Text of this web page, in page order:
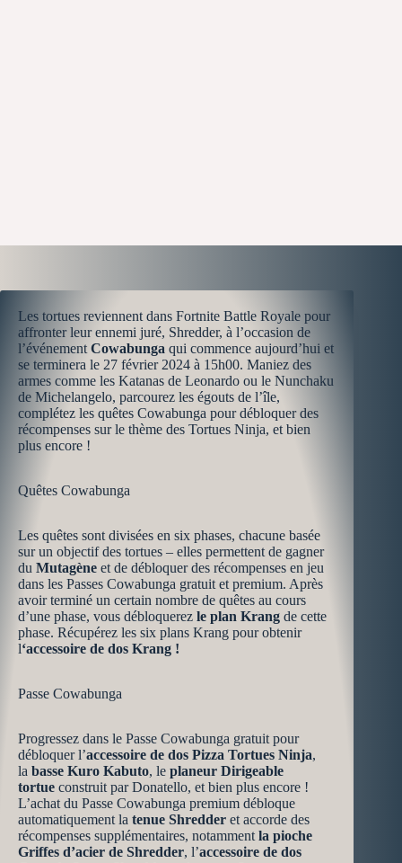
Les tortues reviennent dans Fortnite Battle Royale pour
affronter leur ennemi juré, Shredder, à l’occasion de
l’événement Cowabunga qui commence aujourd’hui et
se terminera le 27 février 2024 à 15h00. Maniez des
armes comme les Katanas de Leonardo ou le Nunchaku
de Michelangelo, parcourez les égouts de l’île,
complétez les quêtes Cowabunga pour débloquer des
récompenses sur le thème des Tortues Ninja, et bien
plus encore !
Quêtes Cowabunga
Les quêtes sont divisées en six phases, chacune basée
sur un objectif des tortues – elles permettent de gagner
du Mutagène et de débloquer des récompenses en jeu
dans les Passes Cowabunga gratuit et premium. Après
avoir terminé un certain nombre de quêtes au cours
d’une phase, vous débloquerez le plan Krang de cette
phase. Récupérez les six plans Krang pour obtenir
l‘accessoire de dos Krang !
Passe Cowabunga
Progressez dans le Passe Cowabunga gratuit pour
débloquer l’accessoire de dos Pizza Tortues Ninja,
la basse Kuro Kabuto, le planeur Dirigeable
tortue construit par Donatello, et bien plus encore !
L’achat du Passe Cowabunga premium débloque
automatiquement la tenue Shredder et accorde des
récompenses supplémentaires, notamment la pioche
Griffes d’acier de Shredder, l’accessoire de dos